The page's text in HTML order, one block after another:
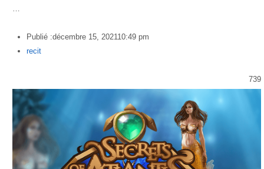
Publié :décembre 15, 202110:49 pm
Author
recit
739